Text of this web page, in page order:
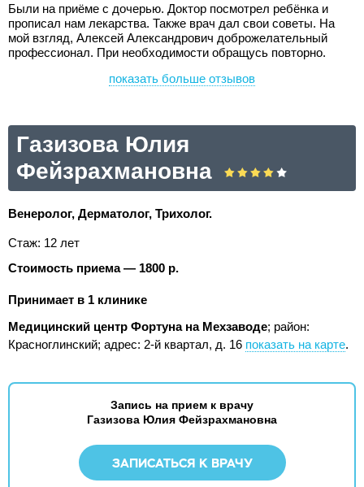
Были на приёме с дочерью. Доктор посмотрел ребёнка и
прописал нам лекарства. Также врач дал свои советы. На
мой взгляд, Алексей Александрович доброжелательный
профессионал. При необходимости обращусь повторно.
показать больше отзывов
Газизова Юлия
Фейзрахмановна
Венеролог, Дерматолог, Трихолог.
Стаж: 12 лет
Стоимость приема — 1800 р.
Принимает в 1 клинике
Медицинский центр Фортуна на Мехзаводе; район:
Красноглинский; адрес: 2-й квартал, д. 16 показать на карте.
Запись на прием к врачу
Газизова Юлия Фейзрахмановна
ЗАПИСАТЬСЯ К ВРАЧУ